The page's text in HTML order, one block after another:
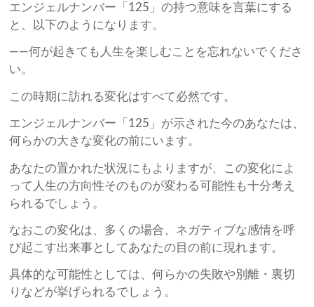
エンジェルナンバー「125」の持つ意味を言葉にする
と、以下のようになります。
——何が起きても人生を楽しむことを忘れないでくださ
い。
この時期に訪れる変化はすべて必然です。
エンジェルナンバー「125」が示された今のあなたは、
何らかの大きな変化の前にいます。
あなたの置かれた状況にもよりますが、この変化によ
って人生の方向性そのものが変わる可能性も十分考え
られるでしょう。
なおこの変化は、多くの場合、ネガティブな感情を呼
び起こす出来事としてあなたの目の前に現れます。
具体的な可能性としては、何らかの失敗や別離・裏切
りなどが挙げられるでしょう。